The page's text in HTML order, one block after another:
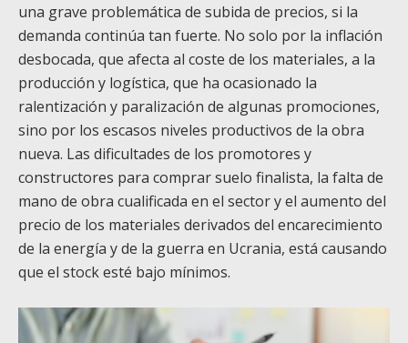
una grave problemática de subida de precios, si la
demanda continúa tan fuerte. No solo por la inflación
desbocada, que afecta al coste de los materiales, a la
producción y logística, que ha ocasionado la
ralentización y paralización de algunas promociones,
sino por los escasos niveles productivos de la obra
nueva. Las dificultades de los promotores y
constructores para comprar suelo finalista, la falta de
mano de obra cualificada en el sector y el aumento del
precio de los materiales derivados del encarecimiento
de la energía y de la guerra en Ucrania, está causando
que el stock esté bajo mínimos.